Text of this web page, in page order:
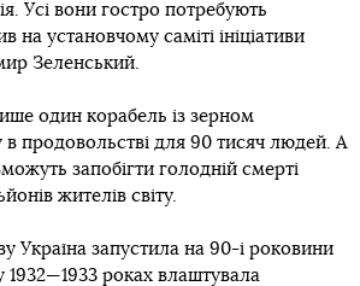
Усі вони гостро потребують
на установчому саміті ініціативи
Зеленський.
один корабель із зерном
в продовольстві для 90 тисяч людей. А
запобігти голодній смерті
жителів світу.
Україна запустила на 90-і роковини
роках влаштувала